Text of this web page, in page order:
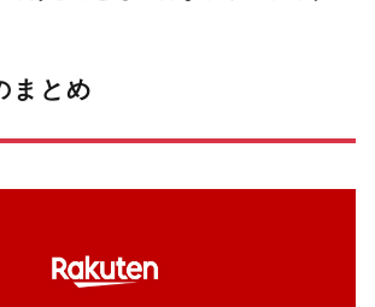
まとめ